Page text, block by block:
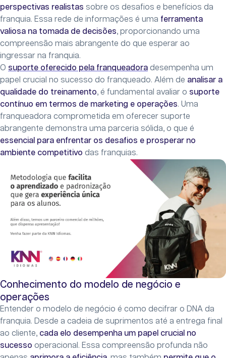
perspectivas realistas sobre os desafios e benefícios da
franquia. Essa rede de informações é uma ferramenta
valiosa na tomada de decisões, proporcionando uma
compreensão mais abrangente do que esperar ao
ingressar na franquia.
O suporte oferecido pela franqueadora desempenha um
papel crucial no sucesso do franqueado. Além de analisar a
qualidade do treinamento, é fundamental avaliar o suporte
contínuo em termos de marketing e operações. Uma
franqueadora comprometida em oferecer suporte
abrangente demonstra uma parceria sólida, o que é
essencial para enfrentar os desafios e prosperar no
ambiente competitivo das franquias.
Conhecimento do modelo de negócio e
operações
Entender o modelo de negócio é como decifrar o DNA da
franquia. Desde a cadeia de suprimentos até a entrega final
ao cliente, cada elo desempenha um papel crucial no
sucesso operacional. Essa compreensão profunda não